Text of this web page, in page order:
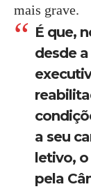
mais grave.
É que,
desde
a seu
letivo,
pela